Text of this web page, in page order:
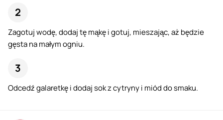
Zagotuj wodę, dodaj tę mąkę i gotuj, mieszając, aż będzie
gęsta na małym ogniu.
Odcedź galaretkę i dodaj sok z cytryny i miód do smaku.